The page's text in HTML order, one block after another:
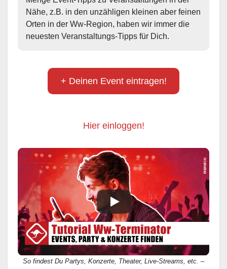
Nähe, z.B. in den unzähligen kleinen aber feinen
Orten in der Ww-Region, haben wir immer die
neuesten Veranstaltungs-Tipps für Dich.
+ Deinen Event eintragen!
Hier einloggen!
So findest Du Partys, Konzerte, Theater, Live-Streams, etc. –